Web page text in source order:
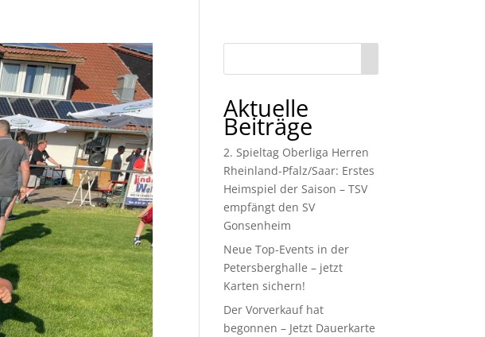
Aktuelle
Beiträge
2. Spieltag Oberliga Herren
Rheinland-Pfalz/Saar: Erstes
Heimspiel der Saison – TSV
empfängt den SV
Gonsenheim
Neue Top-Events in der
Petersberghalle – jetzt
Karten sichern!
Der Vorverkauf hat
begonnen – Jetzt Dauerkarte